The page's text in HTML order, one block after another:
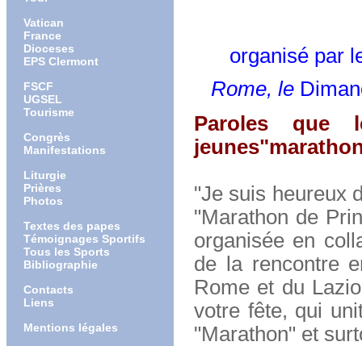
Vatican
France
Dioceses
EPS Clermont
FSCF
UGSEL
Tourisme
Congrès
Manifestations
Liturgie
Prières
Photos
Textes des papes
Témoignages Sportifs
Tous les Sports
Bibliographie
Contacts
Liens
Mentions légales
organisé par les
Rome, le
Paroles que
"Je suis heureux
"Marathon de
organisée en
de la rencontre
Rome et du
votre fête, qui
"Marathon" et